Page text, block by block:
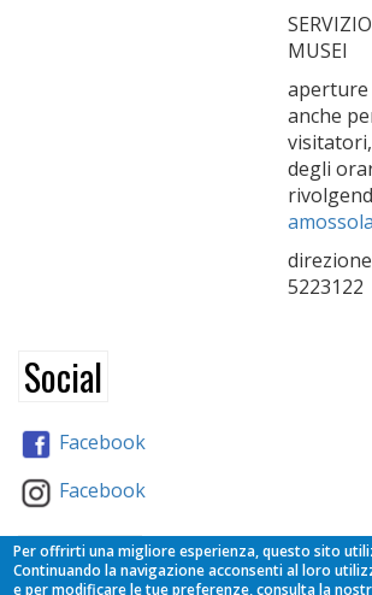
MUSEI
aperture
anche
degli
5223122
Social
Facebook
Facebook
Partners
Per offrirti una migliore esperienza, questo sito
Continuando la navigazione acconsenti al loro
e per modificare le tue preferenze, consulta la